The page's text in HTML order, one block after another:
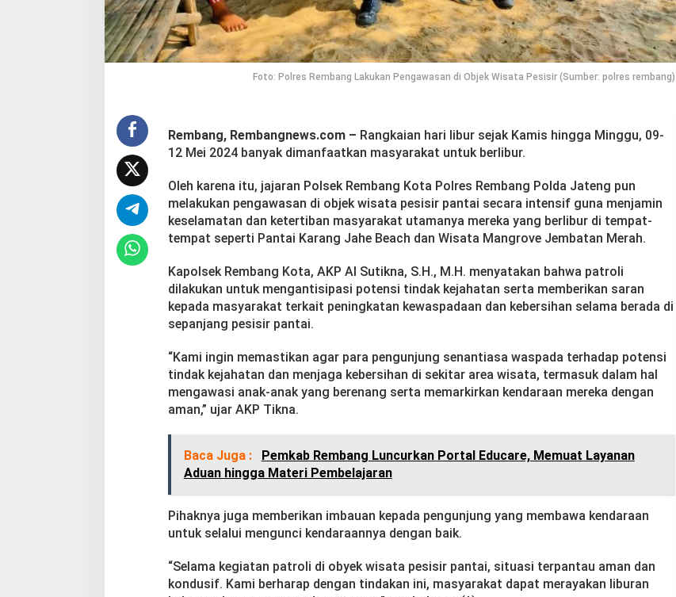
k
n
P
n
a
s
n
i
O
b
e
W
i
s
t
a
P
e
s
i
r
Foto: Polres Rembang Lakukan Pengawasan di Objek Wisata Pesisir (Sumber: polres rembang)
Rembang, Rembangnews.com – Rangkaian hari libur sejak Kamis hingga Minggu, 09-
12 Mei 2024 banyak dimanfaatkan masyarakat untuk berlibur.
Oleh karena itu, jajaran Polsek Rembang Kota Polres Rembang Polda Jateng pun
melakukan pengawasan di objek wisata pesisir pantai secara intensif guna menjamin
keselamatan dan ketertiban masyarakat utamanya mereka yang berlibur di tempat-
tempat seperti Pantai Karang Jahe Beach dan Wisata Mangrove Jembatan Merah.
Kapolsek Rembang Kota, AKP Al Sutikna, S.H., M.H. menyatakan bahwa patroli
dilakukan untuk mengantisipasi potensi tindak kejahatan serta memberikan saran
kepada masyarakat terkait peningkatan kewaspadaan dan kebersihan selama berada di
sepanjang pesisir pantai.
“Kami ingin memastikan agar para pengunjung senantiasa waspada terhadap potensi
tindak kejahatan dan menjaga kebersihan di sekitar area wisata, termasuk dalam hal
mengawasi anak-anak yang berenang serta memarkirkan kendaraan mereka dengan
aman,” ujar AKP Tikna.
Baca Juga :
Pemkab Rembang Luncurkan Portal Educare, Memuat Layanan
Aduan hingga Materi Pembelajaran
Pihaknya juga memberikan imbauan kepada pengunjung yang membawa kendaraan
untuk selalui mengunci kendaraannya dengan baik.
“Selama kegiatan patroli di obyek wisata pesisir pantai, situasi terpantau aman dan
kondusif. Kami berharap dengan tindakan ini, masyarakat dapat merayakan liburan